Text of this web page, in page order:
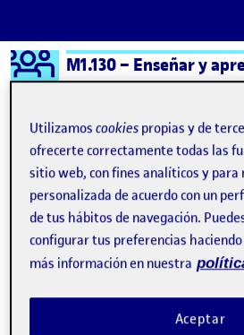
Saltar al contenido
Logo Ágora
Semestre 20251 - Aula 3 Entrega
Entrega del
Reto 3: Análisis de la
Publicado por
Natalia María Ruiz Lobo
Fecha de publicación
comentario
Utilizamoscookies propias y de
ofrecerte correctamente todas las
sitio web, con fines analíticos y
personalizada de acuerdo con un
de tus hábitos de navegación.
configurar tus preferencias
más información en nuestra
Aceptar